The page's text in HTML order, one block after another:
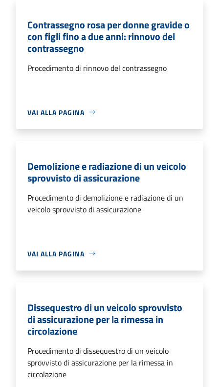
Contrassegno rosa per donne gravide o
con figli fino a due anni: rinnovo del
contrassegno
Procedimento di rinnovo del contrassegno
VAI ALLA PAGINA
Demolizione e radiazione di un veicolo
sprovvisto di assicurazione
Procedimento di demolizione e radiazione di un
veicolo sprovvisto di assicurazione
VAI ALLA PAGINA
Dissequestro di un veicolo sprovvisto
di assicurazione per la rimessa in
circolazione
Procedimento di dissequestro di un veicolo
sprovvisto di assicurazione per la rimessa in
circolazione